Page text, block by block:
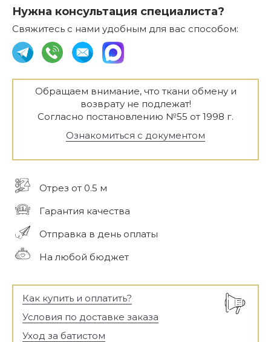
Нужна консультация специалиста?
Свяжитесь с нами удобным для вас способом:
Обращаем внимание, что ткани обмену и
возврату не подлежат!
Согласно постановлению №55 от 1998 г.
Ознакомиться с документом
Отрез от 0.5 м
Гарантия качества
Отправка в день оплаты
На любой бюджет
Как купить и оплатить?
Условия по доставке заказа
Уход за батистом